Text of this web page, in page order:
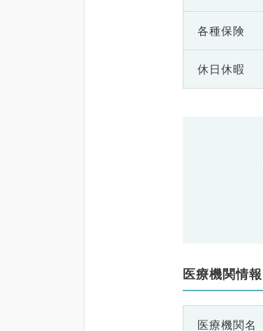
各種保険
休日休暇
医療機関情報
医療機関名